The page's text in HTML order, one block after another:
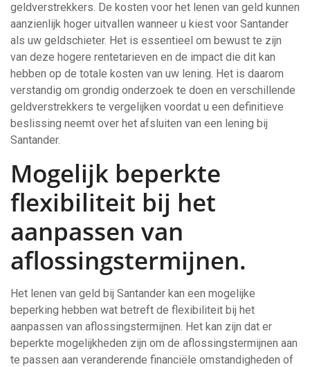
geldverstrekkers. De kosten voor het lenen van geld kunnen
aanzienlijk hoger uitvallen wanneer u kiest voor Santander
als uw geldschieter. Het is essentieel om bewust te zijn
van deze hogere rentetarieven en de impact die dit kan
hebben op de totale kosten van uw lening. Het is daarom
verstandig om grondig onderzoek te doen en verschillende
geldverstrekkers te vergelijken voordat u een definitieve
beslissing neemt over het afsluiten van een lening bij
Santander.
Mogelijk beperkte
flexibiliteit bij het
aanpassen van
aflossingstermijnen.
Het lenen van geld bij Santander kan een mogelijke
beperking hebben wat betreft de flexibiliteit bij het
aanpassen van aflossingstermijnen. Het kan zijn dat er
beperkte mogelijkheden zijn om de aflossingstermijnen aan
te passen aan veranderende financiële omstandigheden of